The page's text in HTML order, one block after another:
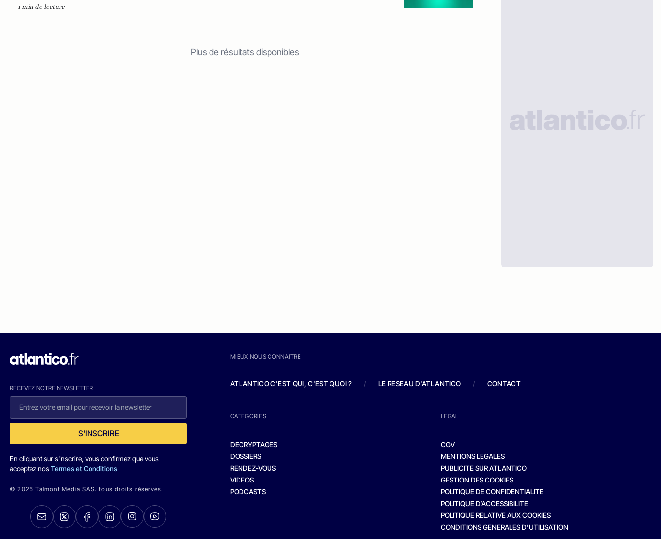
1 min de lecture
Plus de résultats disponibles
RECEVEZ NOTRE NEWSLETTER
S'INSCRIRE
En cliquant sur s'inscrire, vous confirmez que vous
acceptez nosTermes et Conditions
© 2026 Talmont Media SAS. tous droits réservés.
MIEUX NOUS CONNAITRE
ATLANTICO C'EST QUI, C'EST QUOI ? / LE RESEAU D'ATLANTICO / CONTACT
CATEGORIES
DECRYPTAGES
DOSSIERS
RENDEZ-VOUS
VIDEOS
PODCASTS
LEGAL
CGV
MENTIONS LEGALES
PUBLICITE SUR ATLANTICO
GESTION DES COOKIES
POLITIQUE DE CONFIDENTIALITE
POLITIQUE D’ACCESSIBILITE
POLITIQUE RELATIVE AUX COOKIES
CONDITIONS GENERALES D’UTILISATION